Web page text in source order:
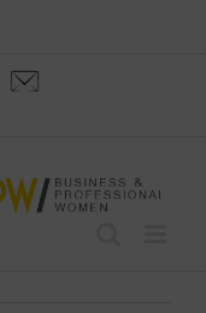
Anfrage
schicken